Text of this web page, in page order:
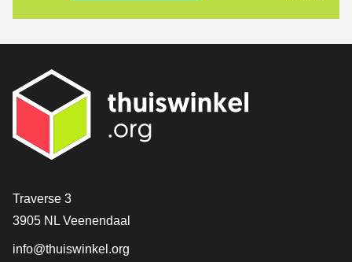
[_General:Contact]
Traverse 3
3905 NL Veenendaal
info@thuiswinkel.org